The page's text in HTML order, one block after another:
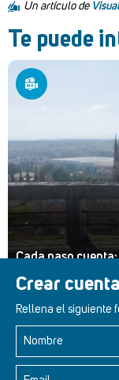
Crear cuenta
Rellena el siguiente
Nombre
Un artículo de
Te puede
Cada paso